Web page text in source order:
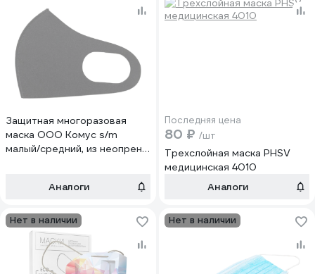
Защитная многоразовая
маска ООО Комус s/m
малый/средний, из неопрена,
Аналоги
Последняя цена
80 ₽ /шт
Трехслойная маска PHSV
медицинская 4010
Аналоги
Нет в наличии Нет в наличии